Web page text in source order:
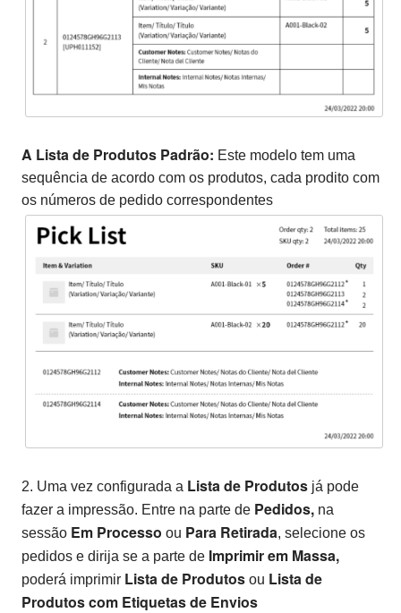
A Lista de Produtos Padrão: Este modelo tem uma
sequência de acordo com os produtos, cada prodito com
os números de pedido correspondentes
2. Uma vez configurada a Lista de Produtos já pode
fazer a impressão. Entre na parte de Pedidos, na
sessão Em Processo ou Para Retirada, selecione os
pedidos e dirija se a parte de Imprimir em Massa,
poderá imprimir Lista de Produtos ou Lista de
Produtos com Etiquetas de Envios